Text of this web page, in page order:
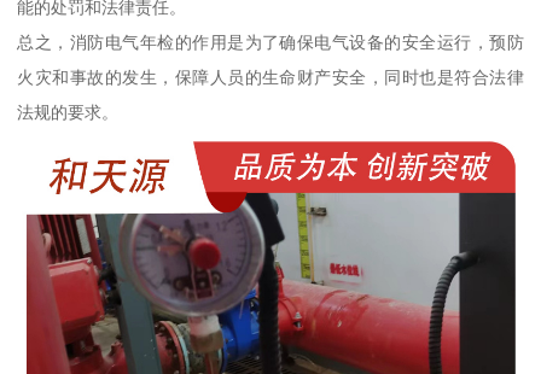
能的处罚和法律责任。
总之，消防电气年检的作用是为了确保电气设备的安全运行，预防
火灾和事故的发生，保障人员的生命财产安全，同时也是符合法律
法规的要求。